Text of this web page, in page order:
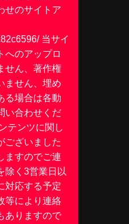
せのサイトア
当サイ
へのアップロ
せん、著作権
ません、埋め
る場合は各動
い合わせくだ
テンツに関し
ございました
ますのでご連
除く3営業日以
対応する予定
等により連絡
ありますので